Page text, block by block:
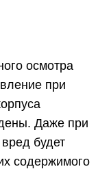
осмотра
при
Даже при
будет
содержимого